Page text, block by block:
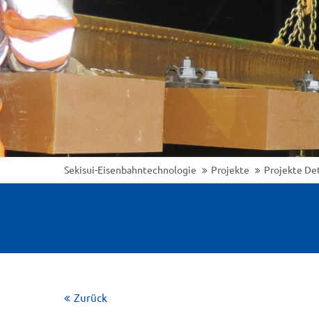
Sekisui-Eisenbahntechnologie Projekte Projekte
Zurück